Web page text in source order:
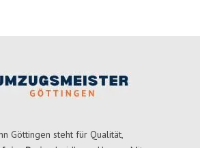
Göttingen steht für Qualität,